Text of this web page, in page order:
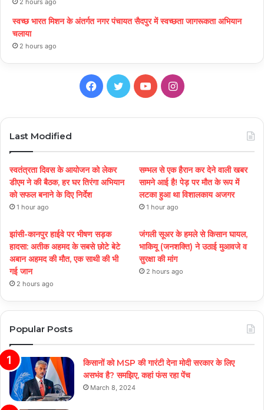
2 hours ago
स्वच्छ भारत मिशन के अंतर्गत नगर पंचायत सैदपुर में स्वच्छता जागरूकता अभियान
चलाया
2 hours ago
Facebook
TwitterYouTubeInstagram
Last Modified
स्वतंत्रता दिवस के आयोजन को लेकर
डीएम ने की बैठक, हर घर तिरंगा अभियान
को सफल बनाने के दिए निर्देश
1 hour ago
सम्भल से एक हैरान कर देने वाली खबर
सामने आई है! पेड़ पर मौत के रूप में
लटका हुआ था विशालकाय अजगर
1 hour ago
झांसी-कानपुर हाईवे पर भीषण सड़क
हादसा: अतीक अहमद के सबसे छोटे बेटे
अबान अहमद की मौत, एक साथी की भी
गई जान
2 hours ago
जंगली सूअर के हमले से किसान घायल,
भाकियू (जनशक्ति) ने उठाई मुआवजे व
सुरक्षा की मांग
2 hours ago
Popular Posts
किसानों को MSP की गारंटी देना मोदी सरकार के लिए
असभंव है? समझिए, कहां फंस रहा पेंच
March 8, 2024